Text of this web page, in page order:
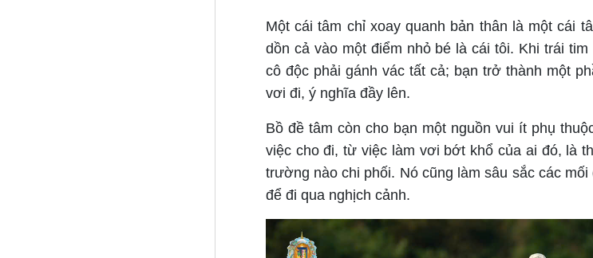
Một cái tâm chỉ xoay quanh bản thân là một cái
dồn cả vào một điểm nhỏ bé là cái tôi. Khi trái
cô độc phải gánh vác tất cả; bạn trở thành một
vơi đi, ý nghĩa đầy lên.
Bồ đề tâm còn cho bạn một nguồn vui ít phụ
việc cho đi, từ việc làm vơi bớt khổ của ai đó, là
trường nào chi phối. Nó cũng làm sâu sắc các
để đi qua nghịch cảnh.